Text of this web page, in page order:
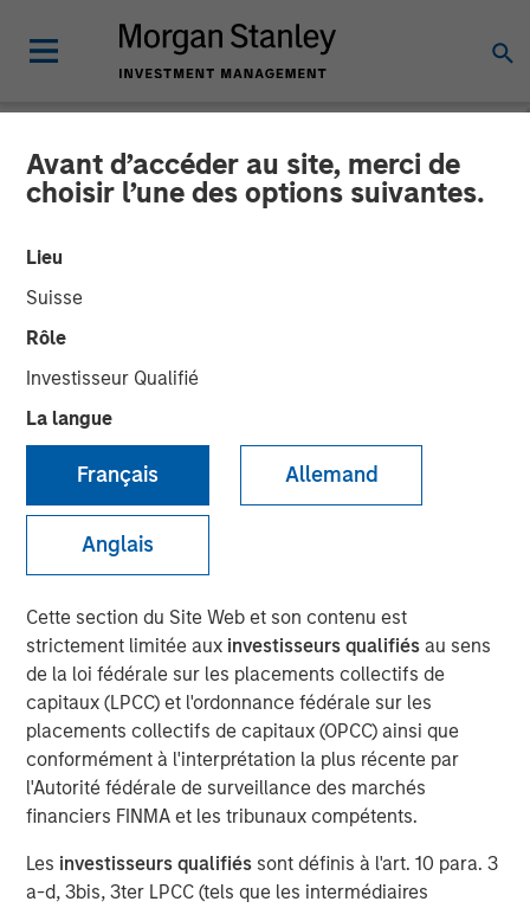
Avant d’accéder au site, merci de
choisir l’une des options suivantes.
Lieu
Suisse
Rôle
Investisseur Qualifié
La langue
Français Allemand
Anglais
Cette section du Site Web et son contenu est
strictement limitée aux investisseurs qualifiésau sens
de la loi fédérale sur les placements collectifs de
capitaux (LPCC) et l'ordonnance fédérale sur les
placements collectifs de capitaux (OPCC) ainsi que
conformément à l'interprétation la plus récente par
l'Autorité fédérale de surveillance des marchés
financiers FINMA et les tribunaux compétents.
Les investisseurs qualifiés sont définis à l'art. 10 para. 3
a-d, 3bis, 3ter LPCC (tels que les intermédiaires
NEWSROOM
Vbrick Closes $20 Million
in Funding to Fuel Rapid
Global Expansion of
Enterprise Video
19 JUIN 2018
HERNDON, VA — June 19, 2018
Vbrick, the leading provider of enterprise video software,
today announced it has received $20 million in funding
led by Morgan Stanley Expansion Capital, with
participation from existing investors Acme Nova and
Adams Capital. The funding will build upon the rapid
adoption of Vbrick’s video platform into the enterprise
market by accelerating the pace of innovation, growing
sales and marketing, and fueling the company’s partner
ecosystem.